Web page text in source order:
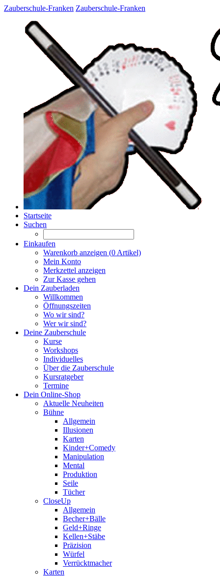
Zauberschule-Franken Zauberschule-Franken
Startseite
Suchen
Einkaufen
Warenkorb anzeigen (0 Artikel)
Mein Konto
Merkzettel anzeigen
Zur Kasse gehen
Dein Zauberladen
Willkommen
Öffnungszeiten
Wo wir sind?
Wer wir sind?
Deine Zauberschule
Kurse
Workshops
Individuelles
Über die Zauberschule
Kursratgeber
Termine
Dein Online-Shop
Aktuelle Neuheiten
Bühne
Allgemein
Illusionen
Karten
Kinder+Comedy
Manipulation
Mental
Produktion
Seile
Tücher
CloseUp
Allgemein
Becher+Bälle
Geld+Ringe
Kellen+Stäbe
Präzision
Würfel
Verrücktmacher
Karten